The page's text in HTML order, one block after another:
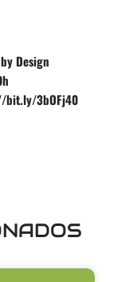
Design
bit.ly/3bOFj40